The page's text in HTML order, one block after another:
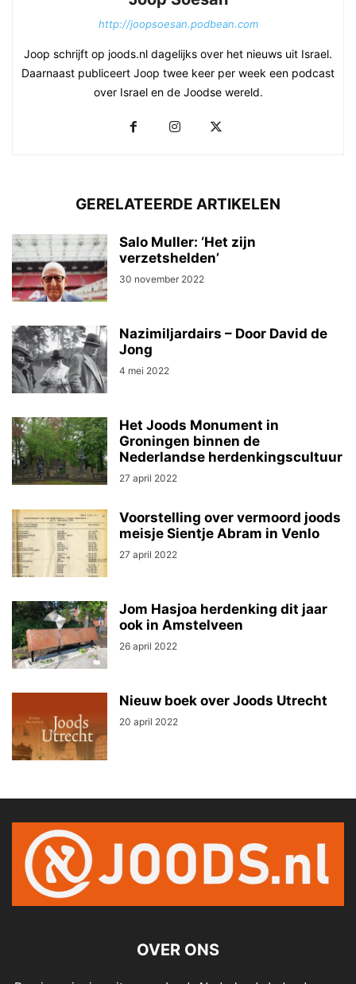
http://joopsoesan.podbean.com
Joop schrijft op joods.nl dagelijks over het nieuws uit Israel.
Daarnaast publiceert Joop twee keer per week een podcast
over Israel en de Joodse wereld.
GERELATEERDE ARTIKELEN
Salo Muller: ‘Het zijn
verzetshelden’
30 november 2022
Nazimiljardairs – Door David de
Jong
4 mei 2022
Het Joods Monument in
Groningen binnen de
Nederlandse herdenkingscultuur
27 april 2022
Voorstelling over vermoord joods
meisje Sientje Abram in Venlo
27 april 2022
Jom Hasjoa herdenking dit jaar
ook in Amstelveen
26 april 2022
Nieuw boek over Joods Utrecht
20 april 2022
OVER ONS